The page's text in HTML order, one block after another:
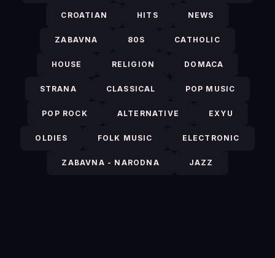
CROATIAN HITS NEWS
ZABAVNA 80S CATHOLIC
HOUSE RELIGION DOMACA
STRANA CLASSICAL POP MUSIC
POP ROCK ALTERNATIVE EXYU
OLDIES FOLK MUSIC ELECTRONIC
ZABAVNA - NARODNA JAZZ